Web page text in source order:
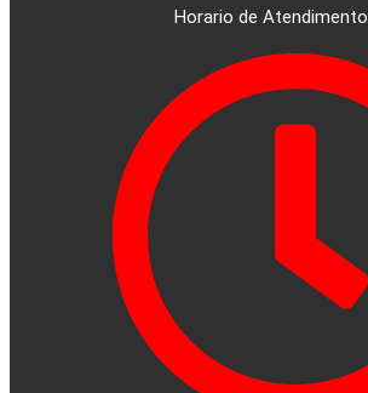
Horario de Atendimento